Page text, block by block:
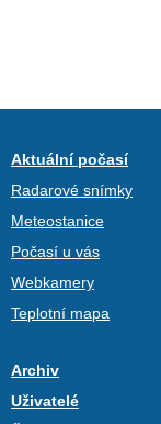
Aktuální počasí
Radarové snímky
Meteostanice
Počasí u vás
Webkamery
Teplotní mapa
Archiv
Uživatelé